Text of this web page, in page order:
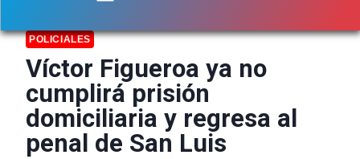
POLICIALES
Víctor Figueroa ya no
cumplirá prisión
domiciliaria y regresa al
penal de San Luis